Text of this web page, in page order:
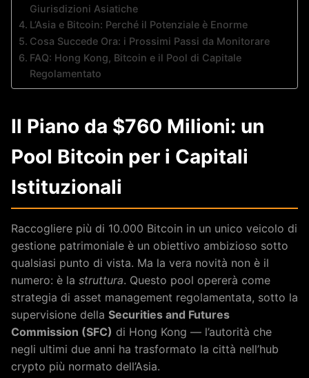
Giurisdizioni Asiatiche
L’Asia e Bitcoin: Perché il Potenziale è Enorme
Cosa Succede Ora: i Prossimi Passi da Monitorare
FAQ: Hong Kong, Bitcoin e il Pool di Capitale
Regolamentato
Il Piano da $760 Milioni: un
Pool Bitcoin per i Capitali
Istituzionali
Raccogliere più di 10.000 Bitcoin in un unico veicolo di
gestione patrimoniale è un obiettivo ambizioso sotto
qualsiasi punto di vista. Ma la vera novità non è il
numero: è la struttura. Questo pool opererà come
strategia di asset management regolamentata, sotto la
supervisione della Securities and Futures
Commission (SFC) di Hong Kong — l’autorità che
negli ultimi due anni ha trasformato la città nell’hub
crypto più normato dell’Asia.